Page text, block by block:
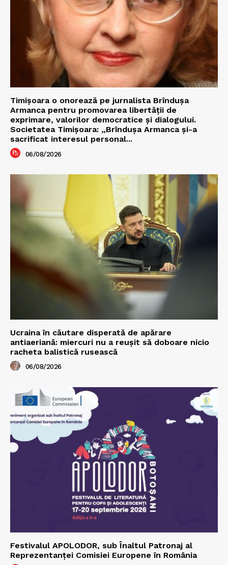
Timișoara o onorează pe jurnalista Brîndușa
Armanca pentru promovarea libertății de
exprimare, valorilor democratice și dialogului.
Societatea Timișoara: „Brîndușa Armanca și-a
sacrificat interesul personal...
06/08/2026
Ucraina în căutare disperată de apărare
antiaeriană: miercuri nu a reușit să doboare nicio
racheta balistică rusească
06/08/2026
Festivalul APOLODOR, sub Înaltul Patronaj al
Reprezentanței Comisiei Europene în România